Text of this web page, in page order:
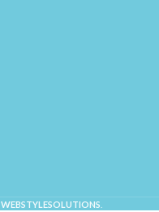
WEBSTYLESOLUTIONS